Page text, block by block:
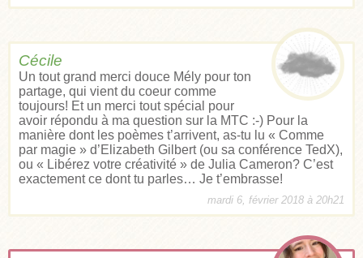
Cécile
Un tout grand merci douce Mély pour ton
partage, qui vient du coeur comme
toujours! Et un merci tout spécial pour
avoir répondu à ma question sur la MTC :-) Pour la
manière dont les poèmes t’arrivent, as-tu lu « Comme
par magie » d’Elizabeth Gilbert (ou sa conférence TedX),
ou « Libérez votre créativité » de Julia Cameron? C’est
exactement ce dont tu parles… Je t’embrasse!
mardi 6, février 2018 à 20h21